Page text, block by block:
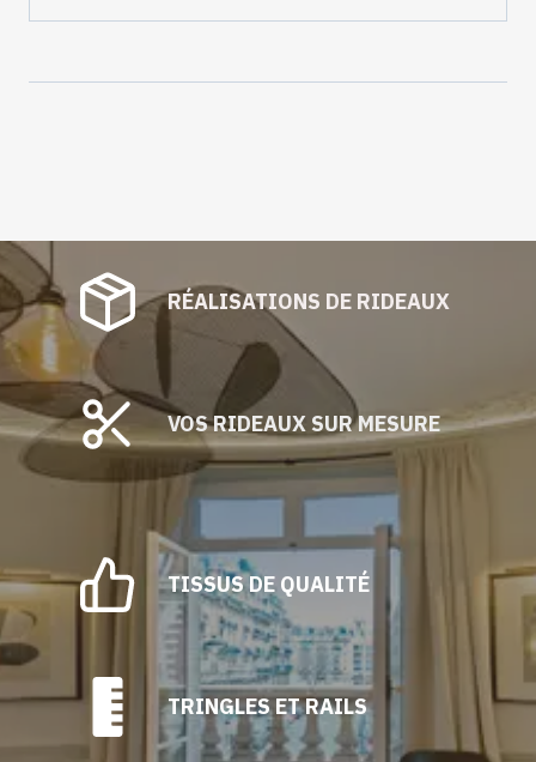
RÉALISATIONS DE RIDEAUX
VOS RIDEAUX SUR MESURE
TISSUS DE QUALITÉ
TRINGLES ET RAILS